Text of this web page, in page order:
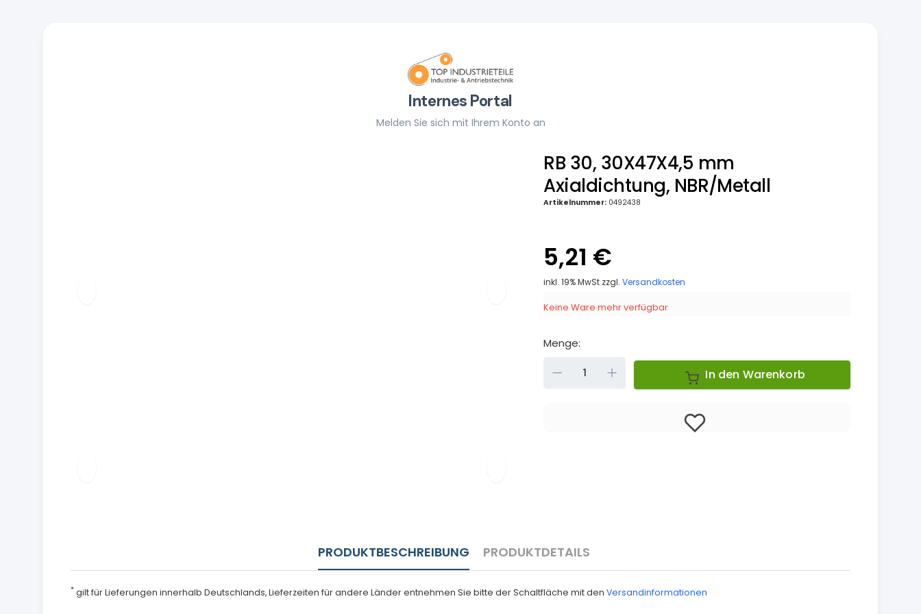
Internes Portal
Melden Sie sich mit Ihrem Konto an
RB 30, 30X47X4,5 mm
Axialdichtung, NBR/Metall
Artikelnummer: 0492438
5,21 €
inkl. 19% MwSt zzgl.Versandkosten
Keine Ware mehr verfügbar
Menge:
Down In den Warenkorb
PRODUKTBESCHREIBUNG PRODUKTDETAILS
* gilt für Lieferungen innerhalb Deutschlands, Lieferzeiten für andere Länder entnehmen Sie bitte der Schaltfläche mit den Versandinformationen